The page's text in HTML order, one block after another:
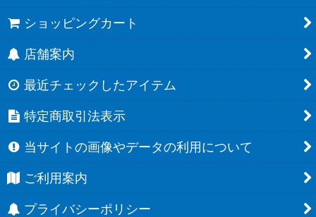
ショッピングカート
店舗案内
最近チェックしたアイテム
特定商取引法表示
当サイトの画像やデータの利用について
ご利用案内
プライバシーポリシー